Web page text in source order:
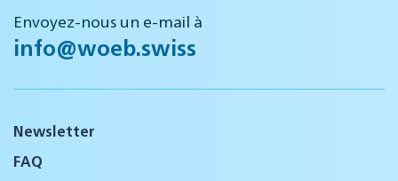
Envoyez-nous un e-mail à
info@woeb.swiss
Newsletter
FAQ